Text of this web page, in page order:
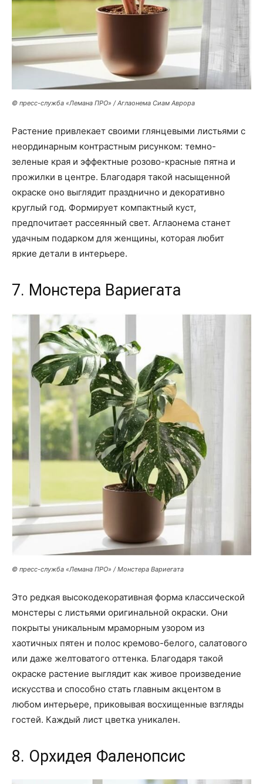
© пресс-служба «Лемана ПРО» / Аглаонема Сиам Аврора
Растение привлекает своими глянцевыми листьями с
неординарным контрастным рисунком: темно-
зеленые края и эффектные розово-красные пятна и
прожилки в центре. Благодаря такой насыщенной
окраске оно выглядит празднично и декоративно
круглый год. Формирует компактный куст,
предпочитает рассеянный свет. Аглаонема станет
удачным подарком для женщины, которая любит
яркие детали в интерьере.
7. Монстера Вариегата
© пресс-служба «Лемана ПРО» / Монстера Вариегата
Это редкая высокодекоративная форма классической
монстеры с листьями оригинальной окраски. Они
покрыты уникальным мраморным узором из
хаотичных пятен и полос кремово-белого, салатового
или даже желтоватого оттенка. Благодаря такой
окраске растение выглядит как живое произведение
искусства и способно стать главным акцентом в
любом интерьере, приковывая восхищенные взгляды
гостей. Каждый лист цветка уникален.
8. Орхидея Фаленопсис